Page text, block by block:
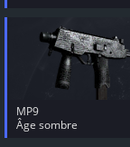
MP9
Âge sombre